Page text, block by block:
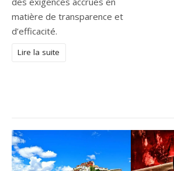
matière de transparence et
d’efficacité.
Lire la suite